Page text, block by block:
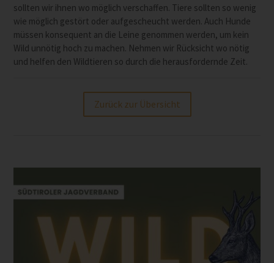
sollten wir ihnen wo möglich verschaffen. Tiere sollten so wenig
wie möglich gestört oder aufgescheucht werden. Auch Hunde
müssen konsequent an die Leine genommen werden, um kein
Wild unnötig hoch zu machen. Nehmen wir Rücksicht wo nötig
und helfen den Wildtieren so durch die herausfordernde Zeit.
Zurück zur Übersicht